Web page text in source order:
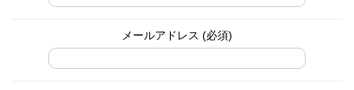
メールアドレス (必須)